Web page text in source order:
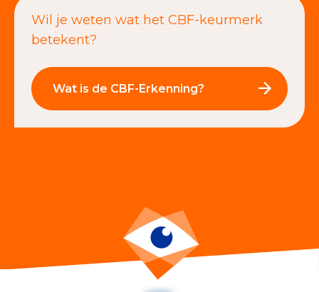
Wil je weten wat het CBF-keurmerk
betekent?
Wat is de CBF-Erkenning?